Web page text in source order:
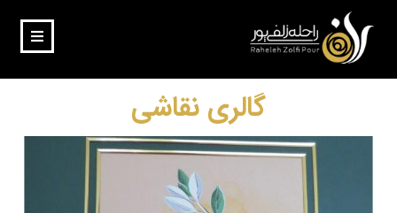
گالری نقاشی